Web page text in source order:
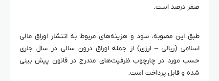
صفر درصد است.
طبق این مصوبه، سود و هزینه‌های مربوط به انتشار اوراق مالی
اسلامی (ریالی – ارزی) از جمله اوراق درون سالی در سال جاری
حسب مورد در چارچوب ظرفیت‌های مندرج در قانون پیش بینی
شده و قابل پرداخت است.